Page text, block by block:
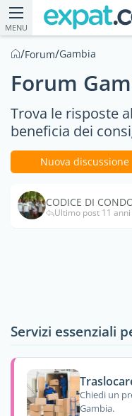
MENU
/Forum/Gambia
Forum
Trova le risposte
beneficia dei
Nuova discussione
CODICE DI
Ultimo post 11
Servizi essenziali
Chiedi un
Gambia.